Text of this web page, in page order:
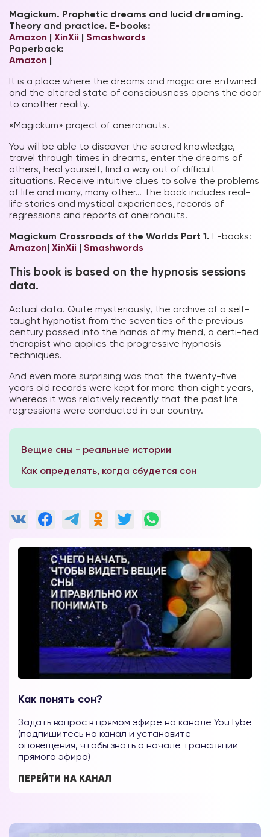
Magickum. Prophetic dreams and lucid dreaming.
Theory and practice. E-books:
Amazon | XinXii | Smashwords
Paperback:
Amazon |
It is a place where the dreams and magic are entwined
and the altered state of consciousness opens the door
to another reality.
«Magickum» project of oneironauts.
You will be able to discover the sacred knowledge,
travel through times in dreams, enter the dreams of
others, heal yourself, find a way out of difficult
situations. Receive intuitive clues to solve the problems
of life and many, many other… The book includes real-
life stories and mystical experiences, records of
regressions and reports of oneironauts.
Magiсkum Crossroads of the Worlds Part 1. E-books:
Amazon| XinXii | Smashwords
This book is based on the hypnosis sessions
data.
Actual data. Quite mysteriously, the archive of a self-
taught hypnotist from the seventies of the previous
century passed into the hands of my friend, a certi-fied
therapist who applies the progressive hypnosis
techniques.
And even more surprising was that the twenty-five
years old records were kept for more than eight years,
whereas it was relatively recently that the past life
regressions were conducted in our country.
Вещие сны - реальные истории
Как определять, когда сбудется сон
Как понять сон?
Задать вопрос в прямом эфире на канале YouTybe
(подпишитесь на канал и установите
оповещения, чтобы знать о начале трансляции
прямого эфира)
ПЕРЕЙТИ НА КАНАЛ